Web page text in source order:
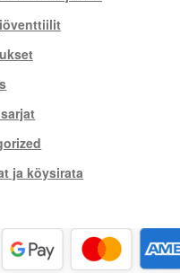
ja köysirata